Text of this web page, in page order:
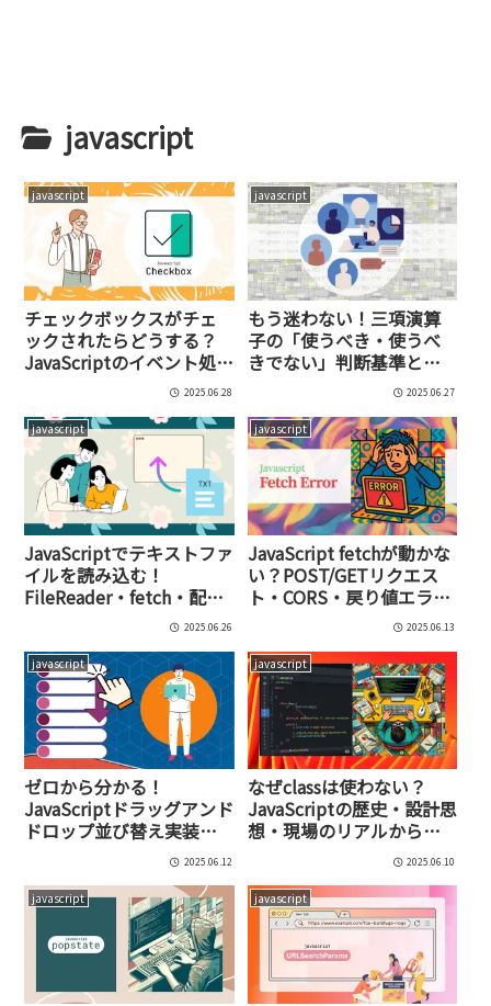
javascript
javascript
チェックボックスがチェ
ックされたらどうする？
JavaScriptのイベント処理
とUI連動の鉄板テクニッ
2025.06.28
javascript
もう迷わない！三項演算
子の「使うべき・使うべ
きでない」判断基準と
TypeScript/React時代の
ベストプラクティス
2025.06.27
javascript
JavaScriptでテキストファ
イルを読み込む！
FileReader・fetch・配列
化・文字化け対策まで完
2025.06.26
javascript
JavaScript fetchが動かな
い？POST/GETリクエス
ト・CORS・戻り値エラー
の原因と対処法を完全ガ
2025.06.13
javascript
ゼロから分かる！
JavaScriptドラッグアンド
ドロップ並び替え実装術
｜コード例・ライブラリ
比較・高機能UIの作り方
2025.06.12
javascript
なぜclassは使わない？
JavaScriptの歴史・設計思
想・現場のリアルから学
ぶ最適なコーディング戦
2025.06.10
javascript javascript